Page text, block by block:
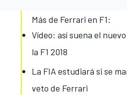
Más de Ferrari en F1:
Vídeo: así suena el
la F1 2018
La FIA estudiará si se
veto de Ferrari